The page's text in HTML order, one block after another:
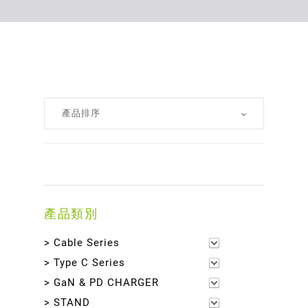
產品類別
> Cable Series
> Type C Series
> GaN & PD CHARGER
> STAND